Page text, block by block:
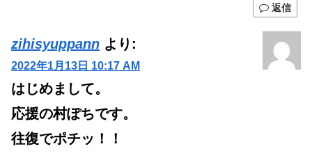
返信
zihisyuppann より:
2022年1月13日 10:17 AM
はじめまして。
応援の村ぽちです。
往復でポチッ！！